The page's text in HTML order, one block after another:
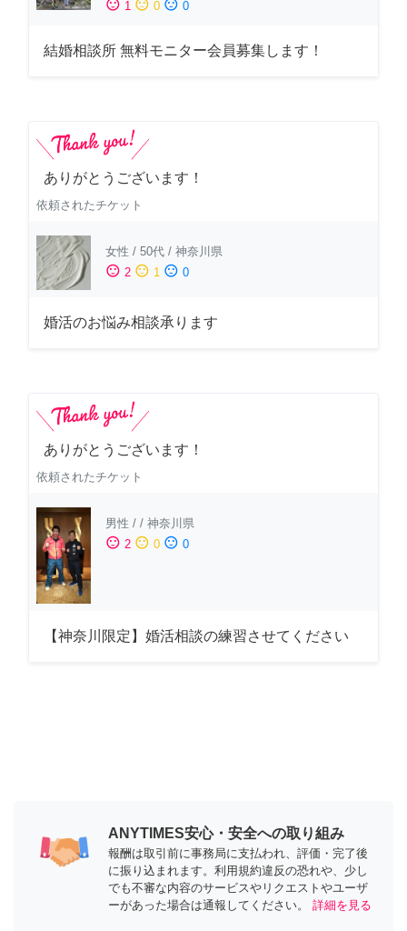
sentiment_satisfied 1 sentiment_neutral 0 sentiment_dissatisfied 0
結婚相談所 無料モニター会員募集します！
ありがとうございます！
依頼されたチケット
女性 / 50代 / 神奈川県
sentiment_satisfied 2 sentiment_neutral 1 sentiment_dissatisfied 0
婚活のお悩み相談承ります
ありがとうございます！
依頼されたチケット
男性 / / 神奈川県
sentiment_satisfied 2 sentiment_neutral 0 sentiment_dissatisfied 0
【神奈川限定】婚活相談の練習させてください
ANYTIMES安心・安全への取り組み
報酬は取引前に事務局に支払われ、評価・完了後
に振り込まれます。利用規約違反の恐れや、少し
でも不審な内容のサービスやリクエストやユーザ
ーがあった場合は通報してください。
詳細を見る